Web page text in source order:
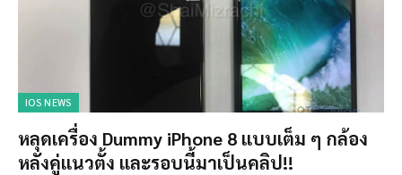
IOS NEWS
หลุดเครื่อง Dummy iPhone 8 แบบเต็ม ๆ กล้อง
หลังคู่แนวตั้ง และรอบนี้มาเป็นคลิป!!